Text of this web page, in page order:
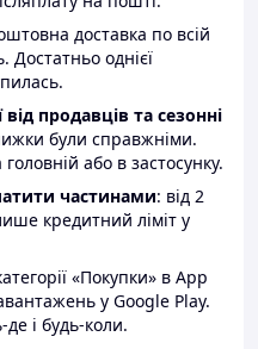
доставка по всій
Достатньо однієї
від продавців та сезонні
були справжніми.
або в застосунку.
частинами: від 2
кредитний ліміт у
«Покупки» в App
у Google Play.
і будь-коли.